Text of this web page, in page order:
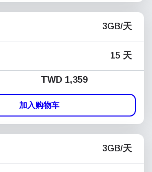
3GB/天
15 天
TWD 1,359
加入购物车
3GB/天